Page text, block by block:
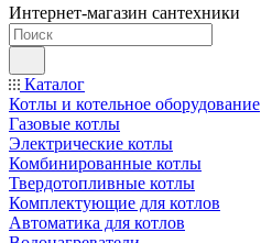
Интернет-магазин сантехники
Каталог
Котлы и котельное оборудование
Газовые котлы
Электрические котлы
Комбинированные котлы
Твердотопливные котлы
Комплектующие для котлов
Автоматика для котлов